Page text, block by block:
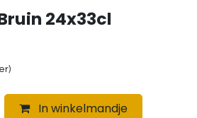
24x33cl
)
In winkelmandje